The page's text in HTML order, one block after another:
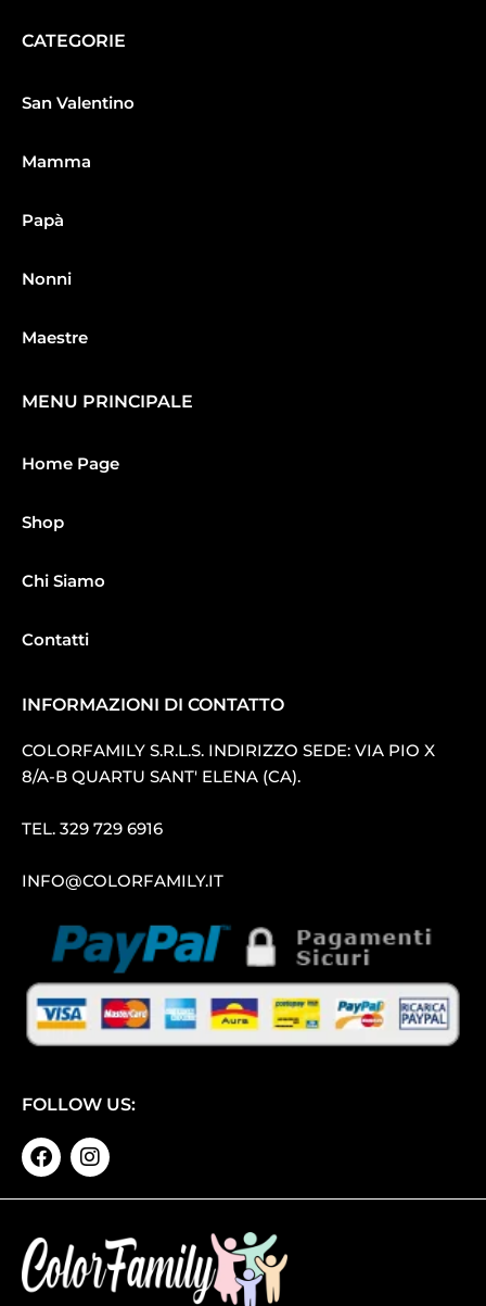
CATEGORIE
San Valentino
Mamma
Papà
Nonni
Maestre
MENU PRINCIPALE
Home Page
Shop
Chi Siamo
Contatti
INFORMAZIONI DI CONTATTO
COLORFAMILY S.R.L.S. INDIRIZZO SEDE: VIA PIO X
8/A-B QUARTU SANT′ ELENA (CA).
TEL. 329 729 6916
INFO@COLORFAMILY.IT
FOLLOW US: